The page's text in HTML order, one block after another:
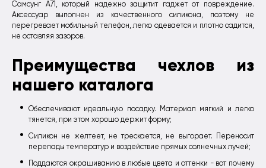
Самсунг А71, который надежно защитит гаджет от повреждение.
Аксессуар выполнен из качественного силикона, поэтому не
перегревает мобильный телефон, легко одевается и плотно садится,
не оставляя зазоров.
Преимущества чехлов из
нашего каталога
Обеспечивают идеальную посадку. Материал мягкий и легко
тянется, при этом хорошо держит форму;
Силикон не желтеет, не трескается, не выгорает. Переносит
перепады температур и воздействие прямых солнечных лучей;
Поддаются окрашиванию в любые цвета и оттенки - вот почему